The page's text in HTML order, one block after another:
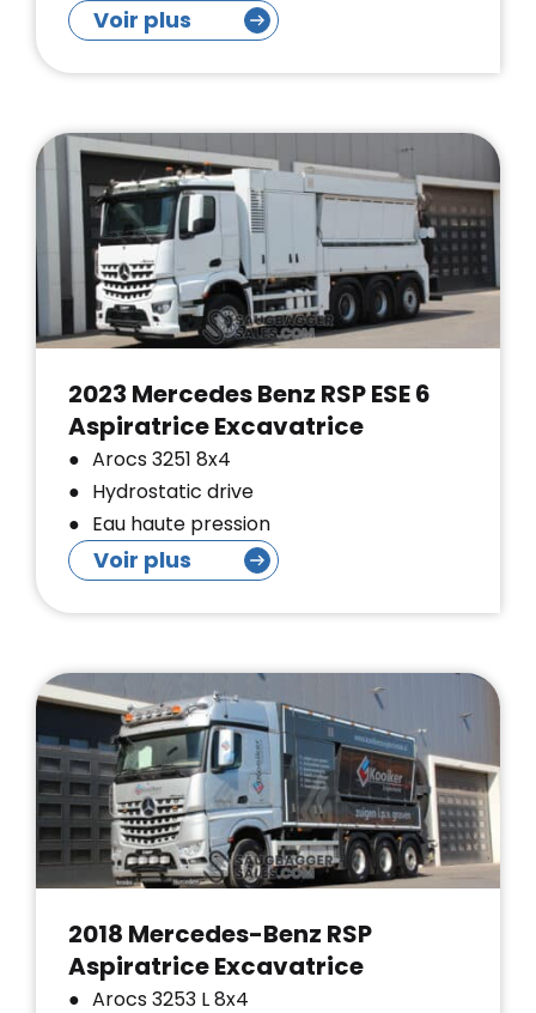
Voir plus
2023 Mercedes Benz RSP ESE 6
Aspiratrice Excavatrice
Arocs 3251 8x4
Hydrostatic drive
Eau haute pression
Voir plus
2018 Mercedes-Benz RSP
Aspiratrice Excavatrice
Arocs 3253 L 8x4